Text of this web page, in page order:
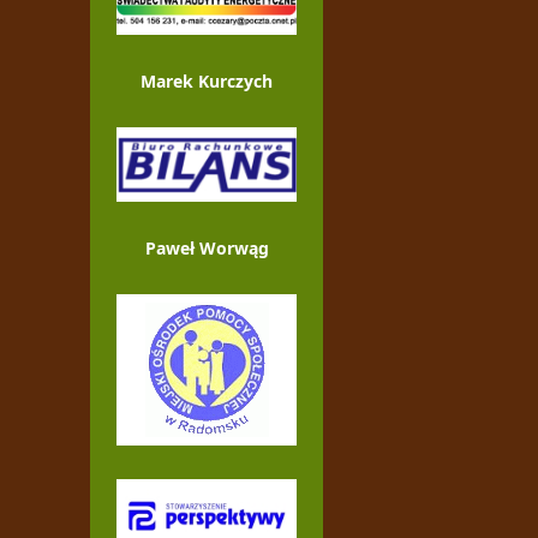
Marek Kurczych
Paweł Worwąg